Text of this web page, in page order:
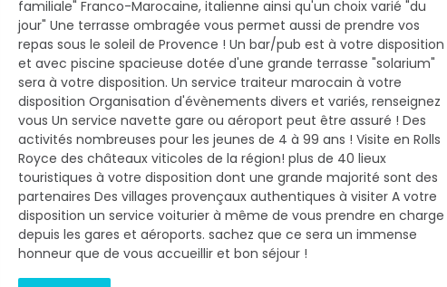
familiale" Franco-Marocaine, italienne ainsi qu'un choix varié "du
jour" Une terrasse ombragée vous permet aussi de prendre vos
repas sous le soleil de Provence ! Un bar/pub est à votre disposition
et avec piscine spacieuse dotée d'une grande terrasse "solarium"
sera à votre disposition. Un service traiteur marocain à votre
disposition Organisation d'évènements divers et variés, renseignez
vous Un service navette gare ou aéroport peut être assuré ! Des
activités nombreuses pour les jeunes de 4 à 99 ans ! Visite en Rolls
Royce des châteaux viticoles de la région! plus de 40 lieux
touristiques à votre disposition dont une grande majorité sont des
partenaires Des villages provençaux authentiques à visiter A votre
disposition un service voiturier à même de vous prendre en charge
depuis les gares et aéroports. sachez que ce sera un immense
honneur que de vous accueillir et bon séjour !